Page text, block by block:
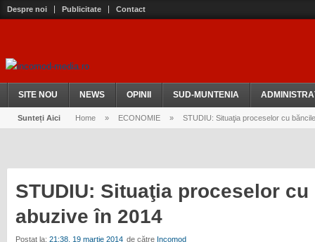
Despre noi Publicitate Contact
SITE NOU NEWS OPINII SUD-MUNTENIA
Sunteți Aici Home » ECONOMIE » STUDIU: Situaţia proceselor cu
STUDIU: Situaţia proceselor
abuzive în 2014
Postat la: 21:38, 19 martie 2014 de către Incomod